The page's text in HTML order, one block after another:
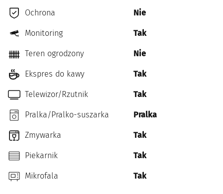
Ochrona Nie
Monitoring Tak
Teren ogrodzony Nie
Ekspres do kawy Tak
Telewizor/Rzutnik Tak
Pralka/Pralko-suszarka Pralka
Zmywarka Tak
Piekarnik Tak
Mikrofala Tak